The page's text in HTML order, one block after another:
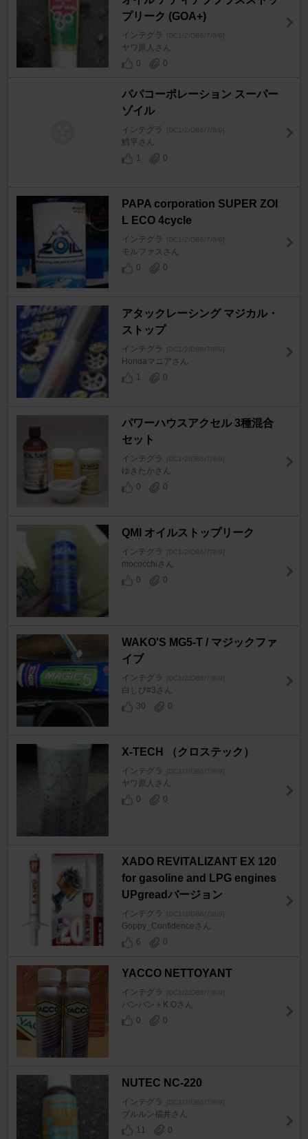
プリーク (GOA+)
インテグラ [DC1/2/DB6/7/8/9]
ヤワ原人さん
0
0
パパコーポレーション スーパー
ゾイル
インテグラ [DC1/2/DB6/7/8/9]
鱈平さん
1
0
PAPA corporation SUPER ZOI
L ECO 4cycle
インテグラ [DC1/2/DB6/7/8/9]
モルファスさん
0
0
アタックレーシング マジカル・
ストップ
インテグラ [DC1/2/DB6/7/8/9]
Hondaマニアさん
1
0
パワーハウスアクセル 3種混合
セット
インテグラ [DC1/2/DB6/7/8/9]
ゆきたかさん
0
0
QMI オイルストップリーク
インテグラ [DC1/2/DB6/7/8/9]
mococchiさん
0
0
WAKO'S MG5-T / マジックファ
イブ
インテグラ [DC1/2/DB6/7/8/9]
白しび#3さん
30
0
X-TECH （クロステック）
インテグラ [DC1/2/DB6/7/8/9]
ヤワ原人さん
0
0
XADO REVITALIZANT EX 120
for gasoline and LPG engines
UPgreadバージョン
インテグラ [DC1/2/DB6/7/8/9]
Goppy_Confidenceさん
6
0
YACCO NETTOYANT
インテグラ [DC1/2/DB6/7/8/9]
バンバン＋K.Oさん
0
0
NUTEC NC-220
インテグラ [DC1/2/DB6/7/8/9]
ブルルン福井さん
11
0